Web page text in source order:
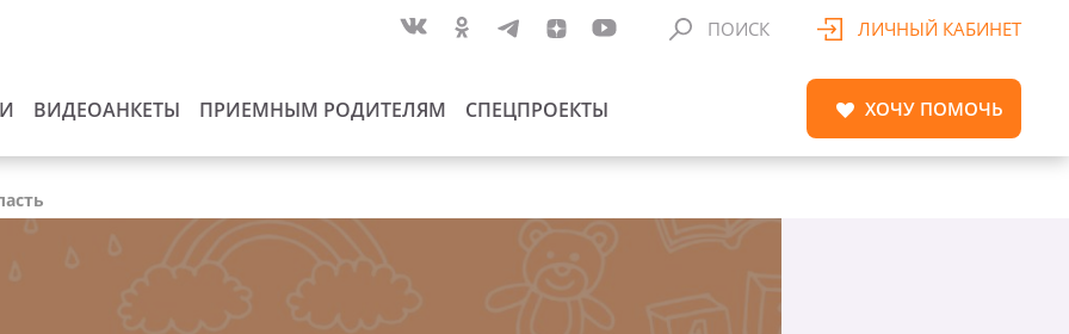
ВИДЕОАНКЕТЫ ПРИЕМНЫМ РОДИТЕЛЯМ СПЕЦПРОЕКТЫ
ПОИСК ЛИЧНЫЙ КАБИНЕТ
ХОЧУ ПОМОЧЬ